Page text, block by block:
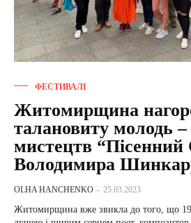
ФЕСТИВАЛІ
Житомирщина
талановиту молодь
мистецтв “Пісенний
Володимира
OLHA HANCHENKO - 25.03.2023
Житомирщина вже звикла до того, що 19